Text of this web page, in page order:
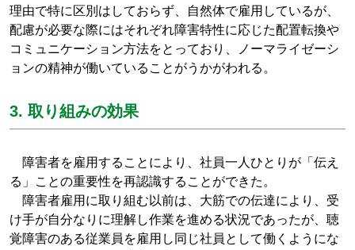
理由で特に区別はしておらず、自然体で雇用しているが、
配慮が必要な際にはそれぞれ障害特性に応じた配置転換や
コミュニケーション方法をとっており、ノーマライゼーシ
ョンの精神が働いていることがうかがわれる。
3. 取り組みの効果
障害者を雇用することにより、社員一人ひとりが「伝え
る」ことの重要性を再認識することができた。
障害者雇用に取り組む以前は、大筋での伝達により、受
け手が自分なりに理解し作業を進める状況であったが、聴
覚障害のある従業員を雇用し同じ社員として働くようにな